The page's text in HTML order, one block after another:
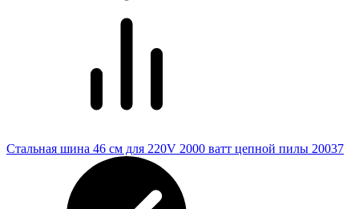
Cтальная шина 46 см для 220V 2000 ватт цепной пилы 20037